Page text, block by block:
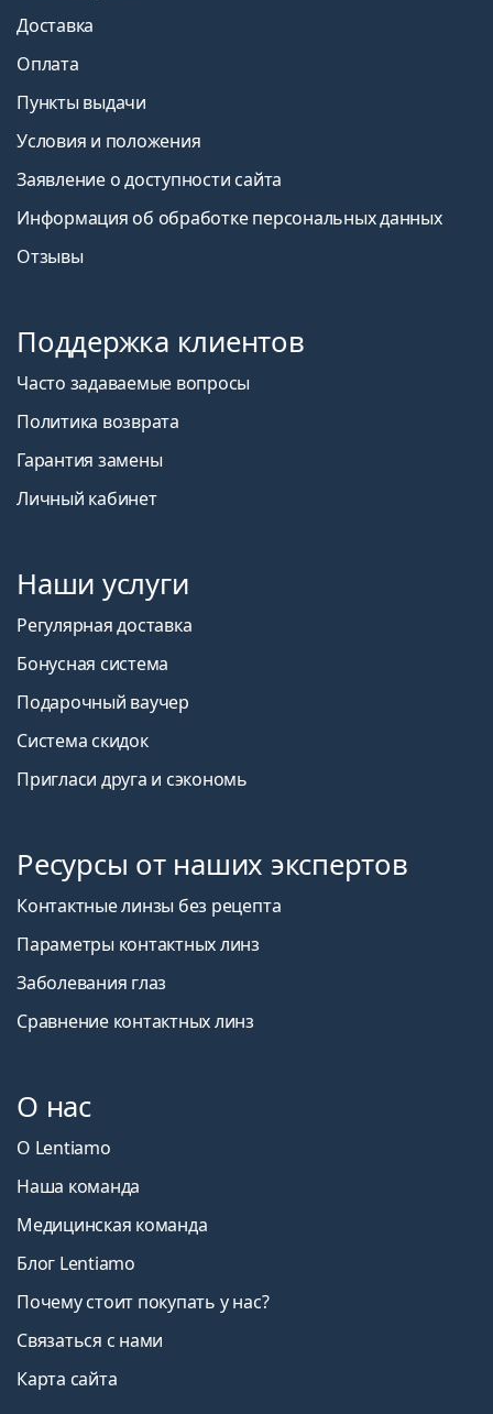
Доставка
Оплата
Пункты выдачи
Условия и положения
Заявление о доступности сайта
Информация об обработке персональных данных
Отзывы
Поддержка клиентов
Часто задаваемые вопросы
Политика возврата
Гарантия замены
Личный кабинет
Наши услуги
Регулярная доставка
Бонусная система
Подарочный ваучер
Система скидок
Пригласи друга и сэкономь
Ресурсы от наших экспертов
Контактные линзы без рецепта
Параметры контактных линз
Заболевания глаз
Сравнение контактных линз
О нас
О Lentiamo
Наша команда
Медицинская команда
Блог Lentiamo
Почему стоит покупать у нас?
Связаться с нами
Карта сайта